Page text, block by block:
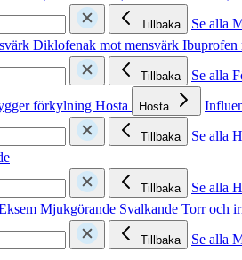
Tillbaka
Se alla
Diklofenak mot mensvärk Ibuprofen
Tillbaka
Se alla
förkylning Hosta Hosta
Tillbaka
Se alla
Tillbaka
Se alla
Mjukgörande Svalkande Torr och
Tillbaka
Se alla